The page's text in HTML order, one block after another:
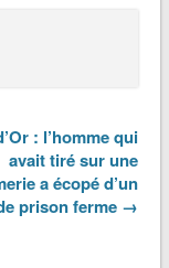
: l’homme qui
avait tiré sur une
a écopé d’un
prison ferme →